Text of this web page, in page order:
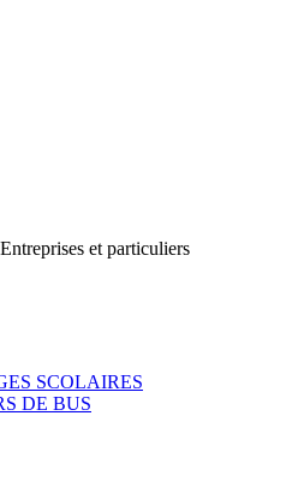
Entreprises et particuliers
SCOLAIRES
DE BUS